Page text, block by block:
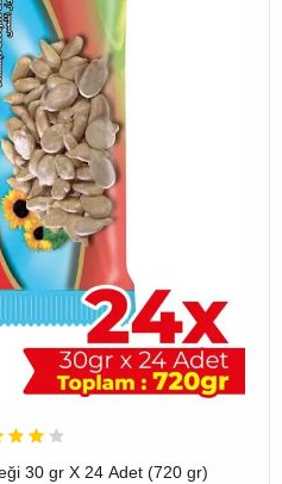
30 gr X 24 Adet (720 gr)